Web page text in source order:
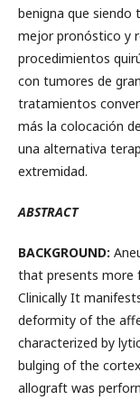
benigna que siendo
mejor pronóstico y
procedimientos
con tumores de
tratamientos
más la colocación
una alternativa
extremidad.
ABSTRACT
BACKGROUND:
that presents more
Clinically It
deformity of the
characterized by
bulging of the
allograft was